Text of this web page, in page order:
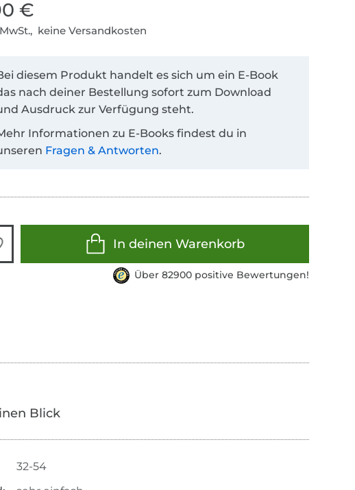
€
keine Versandkosten
diesem Produkt handelt es sich um ein E-Book
nach deiner Bestellung sofort zum Download
Ausdruck zur Verfügung steht.
Informationen zu E-Books findest du in
Fragen & Antworten.
In deinen Warenkorb
Über 82900 positive Bewertungen!
Blick
32-54